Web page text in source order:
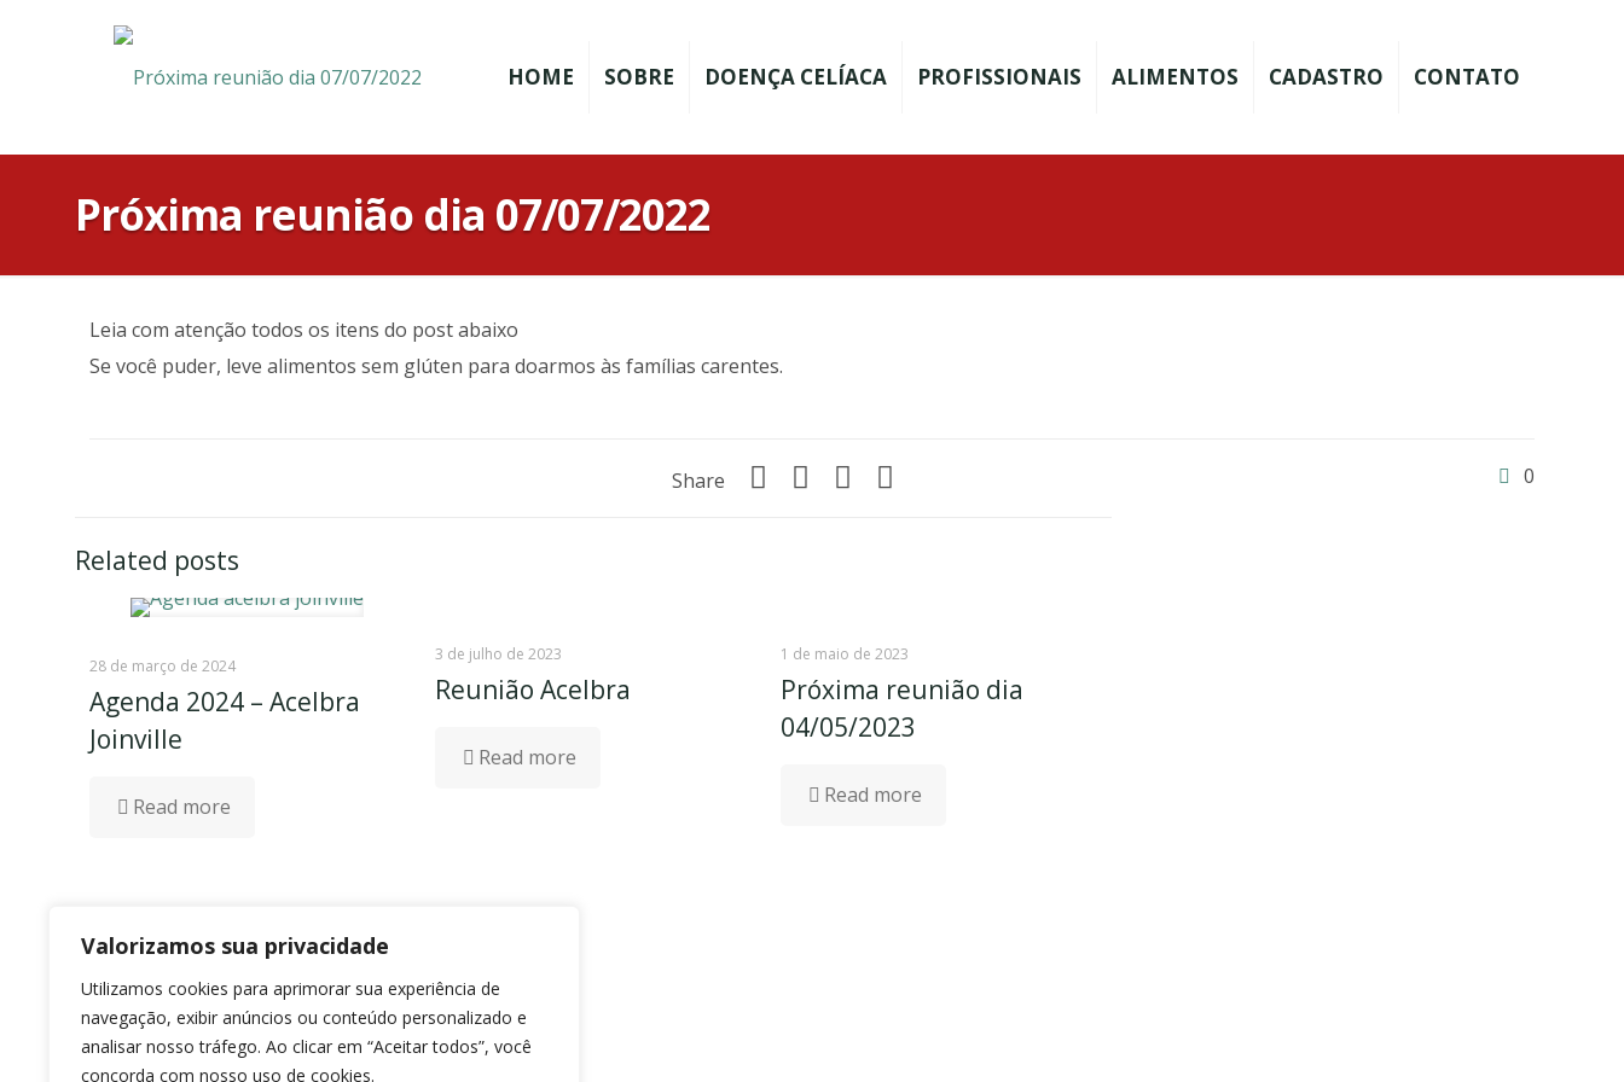
Valorizamos sua privacidade
Utilizamos cookies para aprimorar sua experiência de
navegação, exibir anúncios ou conteúdo personalizado e
analisar nosso tráfego. Ao clicar em “Aceitar todos”, você
concorda com nosso uso de cookies.
HOME SOBRE DOENÇA CELÍACA PROFISSIONAIS ALIMENTOS CADASTRO CONTATO
Próxima reunião dia 07/07/2022
Leia com atenção todos os itens do post abaixo
Se você puder, leve alimentos sem glúten para doarmos às famílias carentes.
Share 0
Related posts
28 de março de 2024
Agenda 2024 – Acelbra
Joinville
Read more
3 de julho de 2023
Reunião Acelbra
Read more
1 de maio de 2023
Próxima reunião dia
04/05/2023
Read more